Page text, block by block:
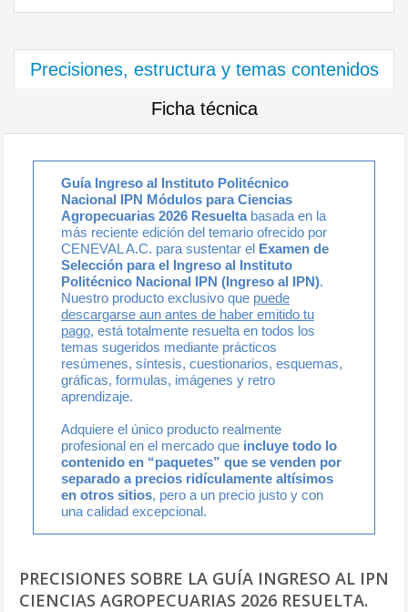
Precisiones, estructura y temas contenidos
Ficha técnica
Guía Ingreso al Instituto Politécnico
Nacional IPN Módulos para Ciencias
Agropecuarias 2026 Resueltabasada en la
más reciente edición del temario ofrecido por
CENEVAL A.C. para sustentar el Examen de
Selección para el Ingreso al Instituto
Politécnico Nacional IPN (Ingreso al IPN).
Nuestro producto exclusivo que puede
descargarse aun antes de haber emitido tu
pago, está totalmente resuelta en todos los
temas sugeridos mediante prácticos
resúmenes, síntesis, cuestionarios, esquemas,
gráficas, formulas, imágenes y retro
aprendizaje.
Adquiere el único producto realmente
profesional en el mercado que incluye todo lo
contenido en “paquetes” que se venden por
separado a precios ridículamente altísimos
en otros sitios, pero a un precio justo y con
una calidad excepcional.
PRECISIONES SOBRE LA GUÍA INGRESO AL IPN
CIENCIAS AGROPECUARIAS 2026 RESUELTA.